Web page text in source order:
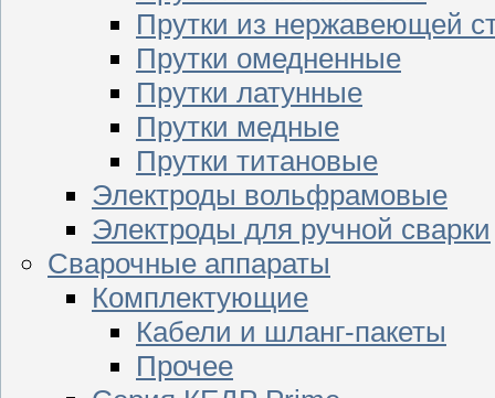
Прутки из нержавеющей
Прутки омедненные
Прутки латунные
Прутки медные
Прутки титановые
Электроды вольфрамовые
Электроды для ручной сварки
Сварочные аппараты
Комплектующие
Кабели и шланг-пакеты
Прочее